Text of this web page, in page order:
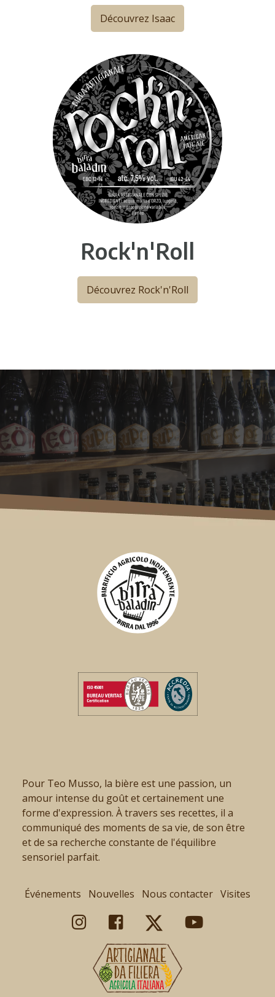
Découvrez Isaac
Rock'n'Roll
Découvrez Rock'n'Roll
Pour Teo Musso, la bière est une passion, un
amour intense du goût et certainement une
forme d'expression. À travers ses recettes, il a
communiqué des moments de sa vie, de son être
et de sa recherche constante de l'équilibre
sensoriel parfait.
Événements Nouvelles Nous contacter Visites